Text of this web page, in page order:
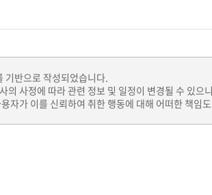
기반으로 작성되었습니다.
의 사정에 따라 관련 정보 및 일정이 변경될 수 있
자가 이를 신뢰하여 취한 행동에 대해 어떠한 책임